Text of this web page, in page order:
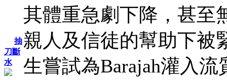
抽
刀斷
水
其體重急劇下降，甚至
親人及信徒的幫助下被
生嘗試為Barajah灌入